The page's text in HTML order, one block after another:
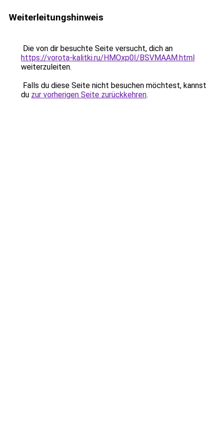
Weiterleitungshinweis
Die von dir besuchte Seite versucht, dich an
https://vorota-kalitki.ru/HMOxp0I/BSVMAAM.html
weiterzuleiten.
Falls du diese Seite nicht besuchen möchtest, kannst
du zur vorherigen Seite zurückkehren.